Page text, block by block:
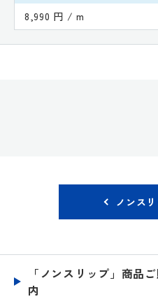
8,990 円 / m
ノンス
「ノンスリップ」商品
内